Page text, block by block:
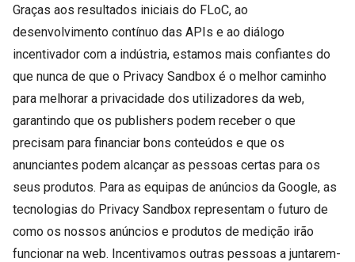
Graças aos resultados iniciais do FLoC, ao
desenvolvimento contínuo das APIs e ao diálogo
incentivador com a indústria, estamos mais confiantes do
que nunca de que o Privacy Sandbox é o melhor caminho
para melhorar a privacidade dos utilizadores da web,
garantindo que os publishers podem receber o que
precisam para financiar bons conteúdos e que os
anunciantes podem alcançar as pessoas certas para os
seus produtos. Para as equipas de anúncios da Google, as
tecnologias do Privacy Sandbox representam o futuro de
como os nossos anúncios e produtos de medição irão
funcionar na web. Incentivamos outras pessoas a juntarem-